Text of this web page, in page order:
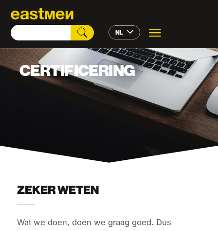
NL
CERTIFICERING
ZEKER WETEN
Wat we doen, doen we graag goed. Dus